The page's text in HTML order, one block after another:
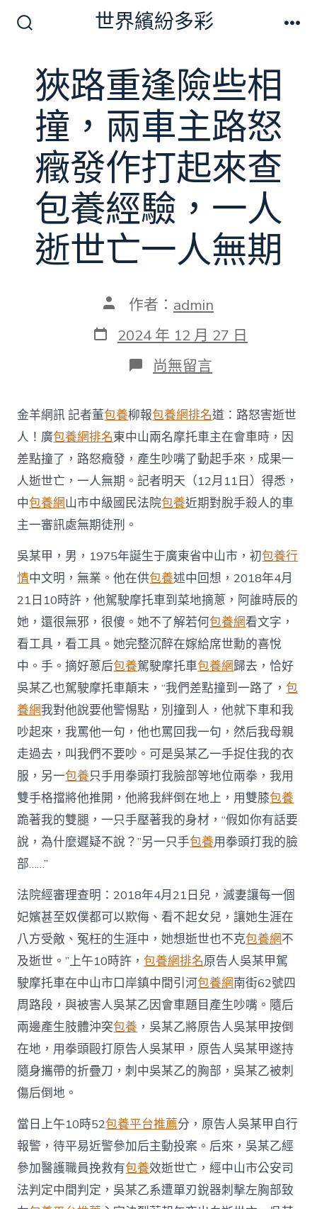
切
換
開
世界繽紛多彩
狹路重逢險些相
撞，兩車主路怒
癥發作打起來查
包養經驗，一人
逝世亡一人無期
文
作
者
作者： admin
發
表
2024 年 12 月 27 日
在
〈狹
重
逢
險
些
相
撞，
兩
車
怒
癥
發
作
打
起
來
查
包
養
經
驗，
一
人
逝
世
亡
一
人
無
期〉
中
尚無留言
金羊網訊 記者董包養柳報包養網排名道：路怒害逝世
人！廣包養網排名東中山兩名摩托車主在會車時，因
差點撞了，路怒癥發，產生吵嘴了動起手來，成果一
人逝世亡，一人無期。記者明天（12月11日）得悉，
中包養網山市中級國民法院包養近期對脫手殺人的車
主一審訊處無期徒刑。
吳某甲，男，1975年誕生于廣東省中山市，初包養行
情中文明，無業。他在供包養述中回想，2018年4月
21日10時許，他駕駛摩托車到菜地摘蔥，阿誰時辰的
她，還很無邪，很傻。她不了解若何包養網看文字，
看工具，看工具。她完整沉醉在嫁給席世勳的喜悅
中。手。摘好蔥后包養駕駛摩托車包養網歸去，恰好
吳某乙也駕駛摩托車顛末，“我們差點撞到一路了，包
養網我對他說要他警惕點，別撞到人，他就下車和我
吵起來，我罵他一句，他也罵回我一句，然后我母親
走過去，叫我們不要吵。可是吳某乙一手捉住我的衣
服，另一包養只手用拳頭打我臉部等地位兩拳，我用
雙手格擋將他推開，他將我絆倒在地上，用雙膝包養
跪著我的雙腿，一只手壓著我的身材，“假如你有話要
說，為什麼遲疑不說？”另一只手包養用拳頭打我的臉
部……”
法院經審理查明：2018年4月21日兒，滅妻讓每一個
妃嬪甚至奴僕都可以欺侮、看不起女兒，讓她生涯在
八方受敵、冤枉的生涯中，她想逝世也不克包養網不
及逝世。”上午10時許，包養網排名原告人吳某甲駕
駛摩托車在中山市口岸鎮中間引河包養網南街62號四
周路段，與被害人吳某乙因會車題目產生吵嘴。隨后
兩邊產生肢體沖突包養 ，吳某乙將原告人吳某甲按倒
在地，用拳頭毆打原告人吳某甲，原告人吳某甲遂持
隨身攜帶的折疊刀，刺中吳某乙的胸部，吳某乙被刺
傷后倒地。
當日上午10時52包養平台推薦分，原告人吳某甲自行
報警，待平易近警參加后主動投案。后來，吳某乙經
參加醫護職員挽救有包養效逝世亡，經中山市公安司
法判定中間判定，吳某乙系遭單刃銳器刺擊左胸部致